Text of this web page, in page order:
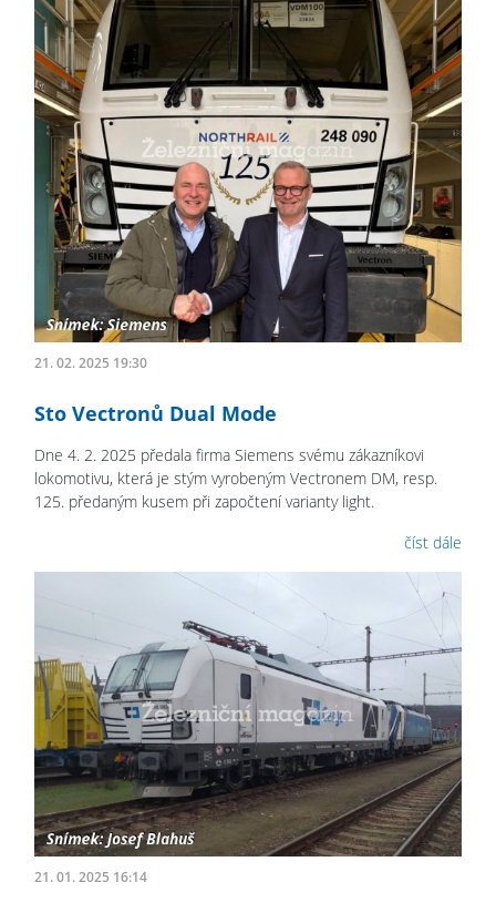
21. 02. 2025 19:30
Sto Vectronů Dual Mode
Dne 4. 2. 2025 předala firma Siemens svému zákazníkovi
lokomotivu, která je stým vyrobeným Vectronem DM, resp.
125. předaným kusem při započtení varianty light.
číst dále
21. 01. 2025 16:14